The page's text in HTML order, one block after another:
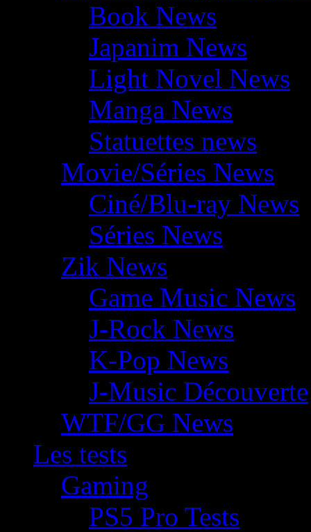
Book News
Japanim News
Light Novel News
Manga News
Statuettes news
Movie/Séries News
Ciné/Blu-ray News
Séries News
Zik News
Game Music News
J-Rock News
K-Pop News
J-Music Découverte
WTF/GG News
Les tests
Gaming
PS5 Pro Tests